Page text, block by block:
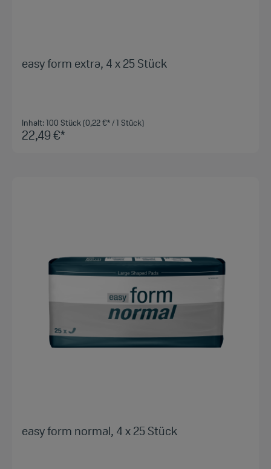
easy form extra, 4 x 25 Stück
Inhalt:100 Stück (0,22 €* / 1 Stück)
22,49 €*
easy form normal, 4 x 25 Stück